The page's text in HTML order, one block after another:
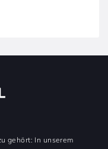
gehört: In unserem